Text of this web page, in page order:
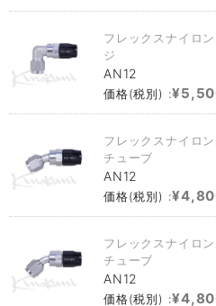
フレックスナイロ
ジ
AN12
価格(税別) :
フレックスナイロ
チューブ
AN12
価格(税別) :
フレックスナイロ
チューブ
AN12
価格(税別) :